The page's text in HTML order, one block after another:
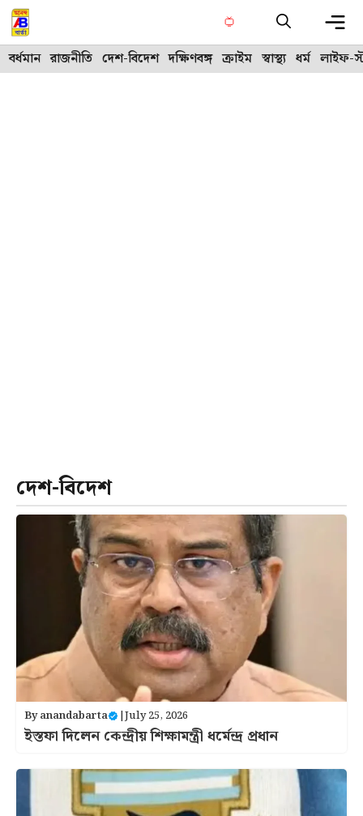
Skip
to
content
বর্ধমান রাজনীতি দেশ-বিদেশ দক্ষিণবঙ্গ ক্রাইম স্বাস্থ্য ধর্ম লাইফ-
দেশ-বিদেশ
Byanandabarta |July 25, 2026
ইস্তফা দিলেন কেন্দ্রীয় শিক্ষামন্ত্রী ধর্মেন্দ্র প্রধান